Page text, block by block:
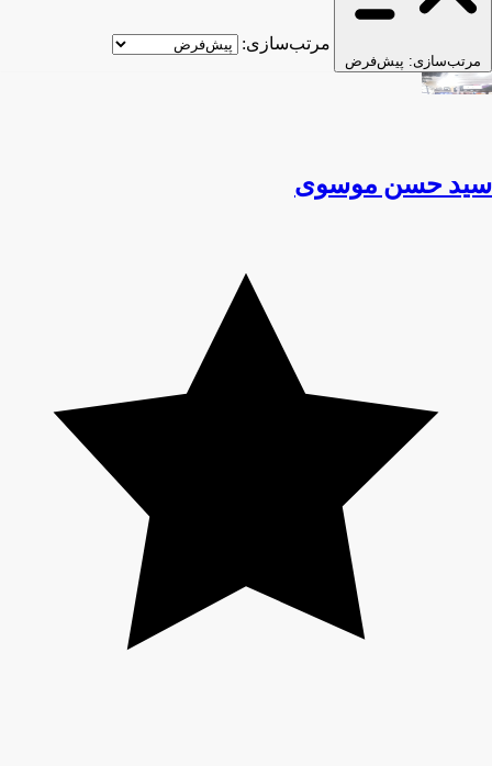
مرتب‌سازی: پیش‌فرض
مرتب‌سازی:
سید حسن موسوی